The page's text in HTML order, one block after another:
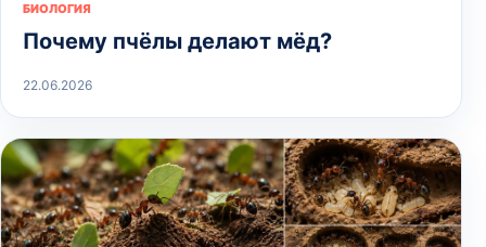
БИОЛОГИЯ
Почему пчёлы делают мёд?
22.06.2026